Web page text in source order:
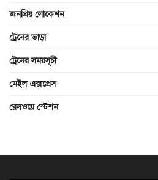
জনপ্রিয় লোকেশন
ট্রেনের ভাড়া
ট্রেনের সময়সূচী
মেইল এক্সপ্রেস
রেলওয়ে স্টেশন